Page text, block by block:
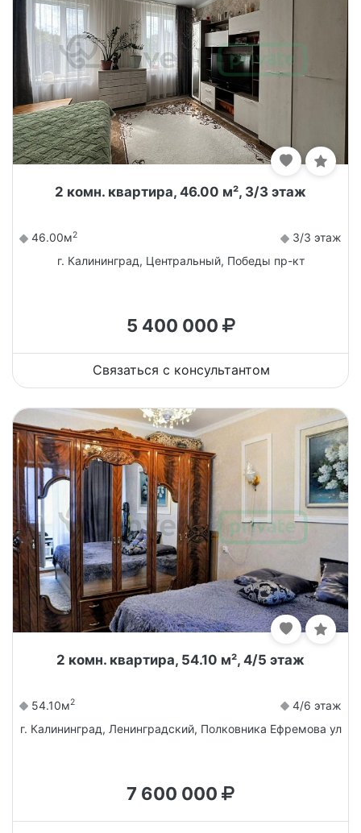
2 комн. квартира, 46.00 м², 3/3 этаж
46.00м2
3/3 этаж
г. Калининград, Центральный, Победы пр-кт
5 400 000
Связаться с консультантом
2 комн. квартира, 54.10 м², 4/5 этаж
54.10м2
4/6 этаж
г. Калининград, Ленинградский, Полковника Ефремова ул
7 600 000